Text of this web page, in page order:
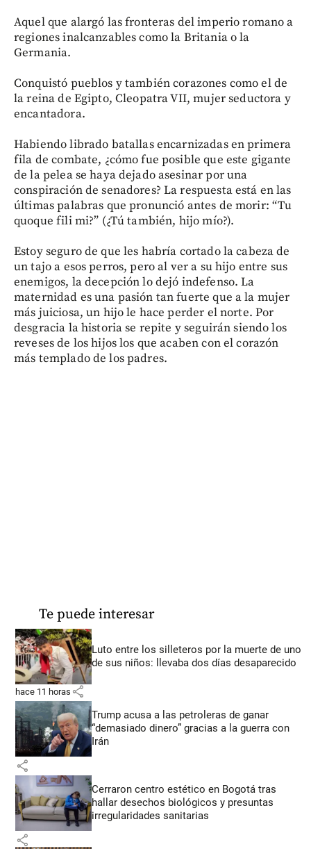
Aquel que alargó las fronteras del imperio romano a
regiones inalcanzables como la Britania o la
Germania.
Conquistó pueblos y también corazones como el de
la reina de Egipto, Cleopatra VII, mujer seductora y
encantadora.
Habiendo librado batallas encarnizadas en primera
fila de combate, ¿cómo fue posible que este gigante
de la pelea se haya dejado asesinar por una
conspiración de senadores? La respuesta está en las
últimas palabras que pronunció antes de morir: “Tu
quoque fili mi?” (¿Tú también, hijo mío?).
Estoy seguro de que les habría cortado la cabeza de
un tajo a esos perros, pero al ver a su hijo entre sus
enemigos, la decepción lo dejó indefenso. La
maternidad es una pasión tan fuerte que a la mujer
más juiciosa, un hijo le hace perder el norte. Por
desgracia la historia se repite y seguirán siendo los
reveses de los hijos los que acaben con el corazón
más templado de los padres.
Te puede interesar
Luto entre los silleteros por la muerte de uno
de sus niños: llevaba dos días desaparecido
hace 11 horas share
Trump acusa a las petroleras de ganar
“demasiado dinero” gracias a la guerra con
Irán
share
Cerraron centro estético en Bogotá tras
hallar desechos biológicos y presuntas
irregularidades sanitarias
share